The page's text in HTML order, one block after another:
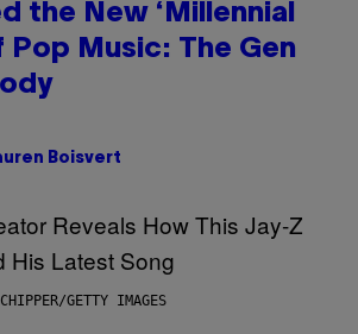
the New ‘Millennial
Pop Music: The Gen
Boisvert
GETTY IMAGES